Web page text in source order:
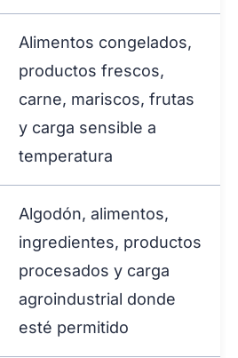
Alimentos congelados,
productos frescos,
carne, mariscos, frutas
y carga sensible a
temperatura
Algodón, alimentos,
ingredientes, productos
procesados y carga
agroindustrial donde
esté permitido